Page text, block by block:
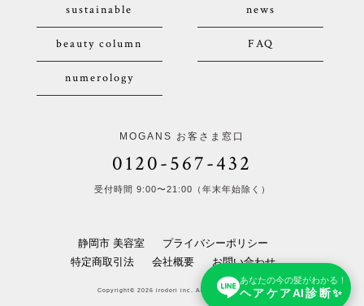
あなたの今の髪がわかる！
ヘアケアAI診断✨
sustainable news
beauty column FAQ
numerology
MOGANS お客さま窓口
0120-567-432
受付時間 9:00〜21:00（年末年始除く）
静岡市 美容室
プライバシーポリシー
特定商取引法
会社概要 お問い合わせ
Copyright© 2026 irodori inc. All Rights Reserved.